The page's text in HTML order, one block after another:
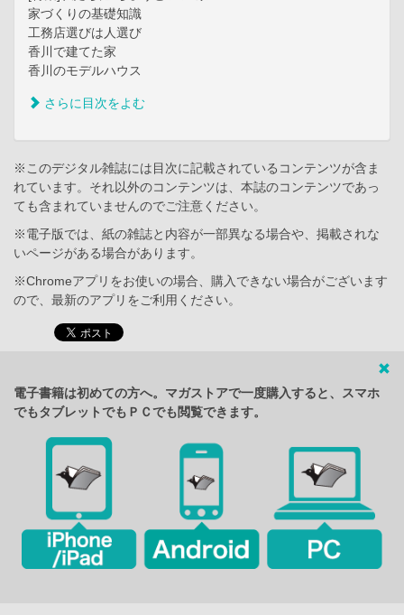
家づくりの基礎知識
工務店選びは人選び
香川で建てた家
香川のモデルハウス
さらに目次をよむ
※このデジタル雑誌には目次に記載されているコンテンツが含ま
れています。それ以外のコンテンツは、本誌のコンテンツであっ
ても含まれていませんのでご注意ください。
※電子版では、紙の雑誌と内容が一部異なる場合や、掲載されな
いページがある場合があります。
※Chromeアプリをお使いの場合、購入できない場合がございます
ので、最新のアプリをご利用ください。
電子書籍は初めての方へ。マガストアで一度購入すると、スマホ
でもタブレットでもＰＣでも閲覧できます。